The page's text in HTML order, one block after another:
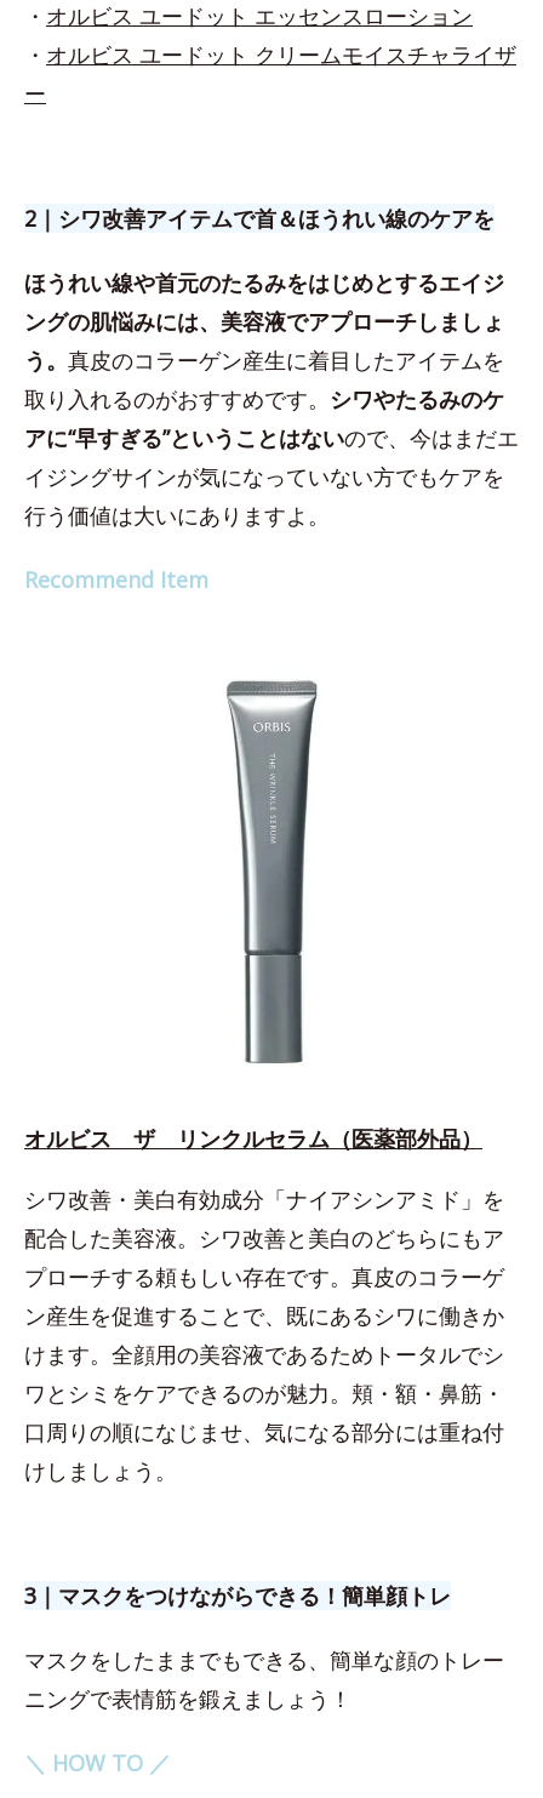
・ オルビス ユードット エッセンスローション
・ オルビス ユードット クリームモイスチャライザ
ー
2｜シワ改善アイテムで首＆ほうれい線のケアを
ほうれい線や首元のたるみをはじめとするエイジ
ングの肌悩みには、美容液でアプローチしましょ
う。 真皮のコラーゲン産生に着目したアイテムを
取り入れるのがおすすめです。 シワやたるみのケ
アに“早すぎる”ということはないので、今はまだエ
イジングサインが気になっていない方でもケアを
行う価値は大いにありますよ。
Recommend Item
オルビス ザ リンクルセラム（医薬部外品）
シワ改善・美白有効成分「ナイアシンアミド」を
配合した美容液。シワ改善と美白のどちらにもア
プローチする頼もしい存在です。真皮のコラーゲ
ン産生を促進することで、既にあるシワに働きか
けます。全顔用の美容液であるためトータルでシ
ワとシミをケアできるのが魅力。頬・額・鼻筋・
口周りの順になじませ、気になる部分には重ね付
けしましょう。
3｜マスクをつけながらできる！簡単顔トレ
マスクをしたままでもできる、簡単な顔のトレー
ニングで表情筋を鍛えましょう！
＼ HOW TO ／